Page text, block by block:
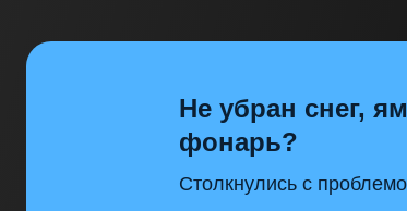
Не убран снег,
фонарь?
Столкнулись с